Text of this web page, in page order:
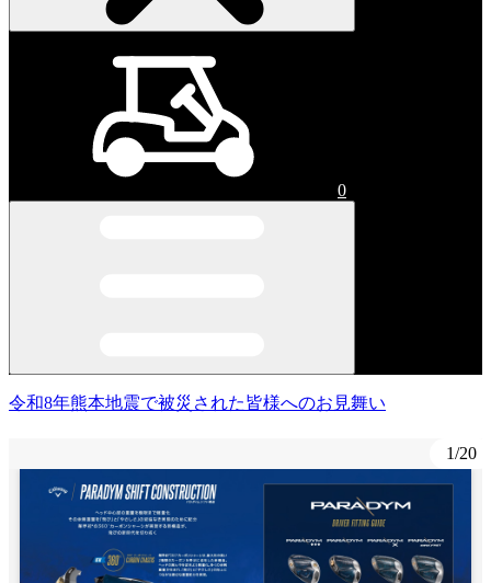
0
令和8年熊本地震で被災された皆様へのお見舞い
1/20